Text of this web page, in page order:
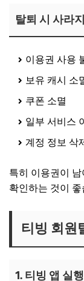
탈퇴 시 사라
이용권 사용
보유 캐시 소
쿠폰 소멸
일부 서비스
계정 정보 삭
특히 이용권이
확인하는 것이 좋
티빙 회원
1. 티빙 앱 실